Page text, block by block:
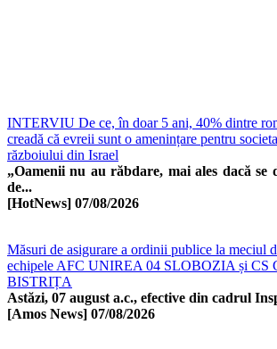
INTERVIU De ce, în doar 5 ani, 40% dintre
creadă că evreii sunt o amenințare pentru
războiului din Israel
„Oamenii nu au răbdare, mai ales dacă se
de...
[HotNews] 07/08/2026
Măsuri de asigurare a ordinii publice la meciul
echipele AFC UNIREA 04 SLOBOZIA și CS
BISTRIȚA
Astăzi, 07 august a.c., efective din cadrul
[Amos News] 07/08/2026